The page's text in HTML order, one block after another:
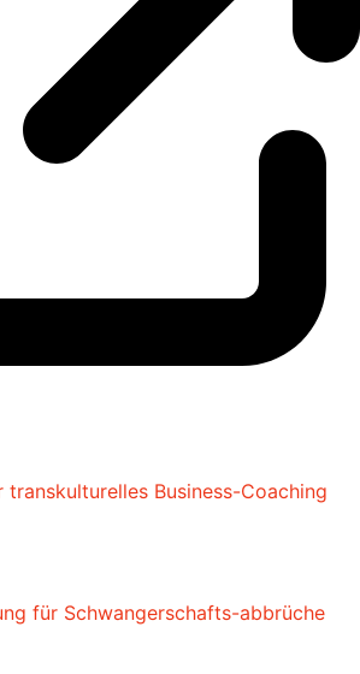
Business-Coaching
für Schwangerschafts-abbrüche